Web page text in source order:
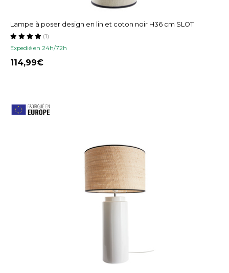
Lampe à poser design en lin et coton noir H36 cm SLOT
Expedié en 24h/72h
(1)
114,99